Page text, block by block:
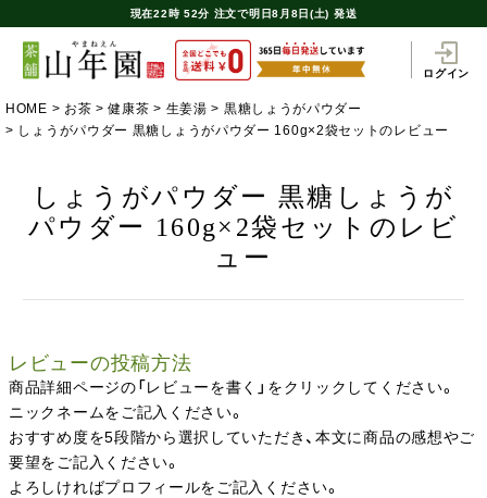
現在22時 52分 注文で明日8月8日(土) 発送
ログイン
HOME お茶 健康茶 生姜湯
黒糖しょうがパウダー
しょうがパウダー 黒糖しょうがパウダー 160g×2袋セットのレビュー
しょうがパウダー 黒糖しょうが
パウダー 160g×2袋セットのレビ
ュー
レビューの投稿方法
商品詳細ページの「レビューを書く」をクリックしてください。
ニックネームをご記入ください。
おすすめ度を5段階から選択していただき、本文に商品の感想やご
要望をご記入ください。
よろしければプロフィールをご記入ください。